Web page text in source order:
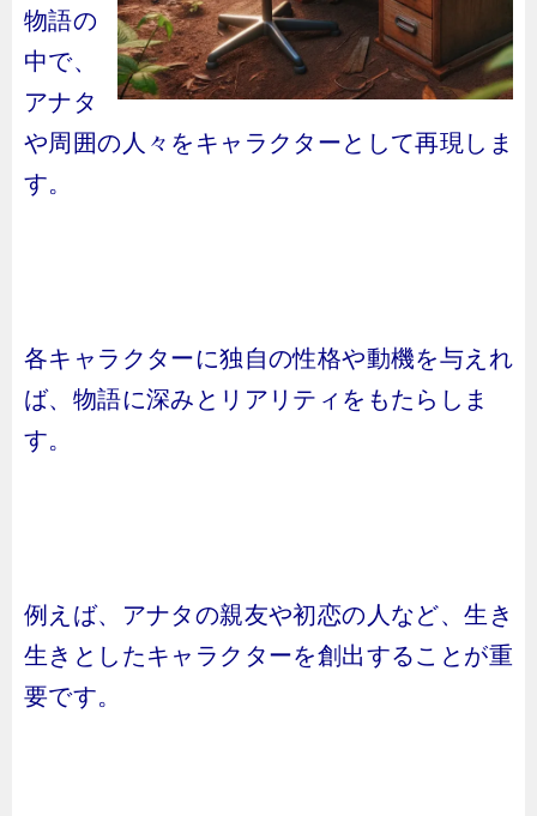
物語の
中で、
アナタ
や周囲の人々をキャラクターとして再現しま
す。
各キャラクターに独自の性格や動機を与えれ
ば、物語に深みとリアリティをもたらしま
す。
例えば、アナタの親友や初恋の人など、生き
生きとしたキャラクターを創出することが重
要です。